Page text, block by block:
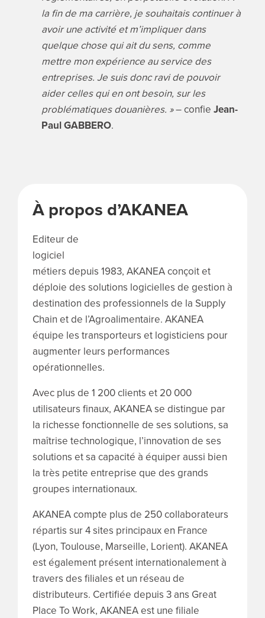
la fin de ma carrière, je souhaitais continuer à
avoir une activité et m’impliquer dans
quelque chose qui ait du sens, comme
mettre mon expérience au service des
entreprises. Je suis donc ravi de pouvoir
aider celles qui en ont besoin, sur les
problématiques douanières. »– confie Jean-
Paul GABBERO.
À propos d’AKANEA
Editeur de
logiciel
métiers depuis 1983, AKANEA conçoit et
déploie des solutions logicielles de gestion à
destination des professionnels de la Supply
Chain et de l’Agroalimentaire. AKANEA
équipe les transporteurs et logisticiens pour
augmenter leurs performances
opérationnelles.
Avec plus de 1 200 clients et 20 000
utilisateurs finaux, AKANEA se distingue par
la richesse fonctionnelle de ses solutions, sa
maîtrise technologique, l’innovation de ses
solutions et sa capacité à équiper aussi bien
la très petite entreprise que des grands
groupes internationaux.
AKANEA compte plus de 250 collaborateurs
répartis sur 4 sites principaux en France
(Lyon, Toulouse, Marseille, Lorient). AKANEA
est également présent internationalement à
travers des filiales et un réseau de
distributeurs. Certifiée depuis 3 ans Great
Place To Work, AKANEA est une filiale